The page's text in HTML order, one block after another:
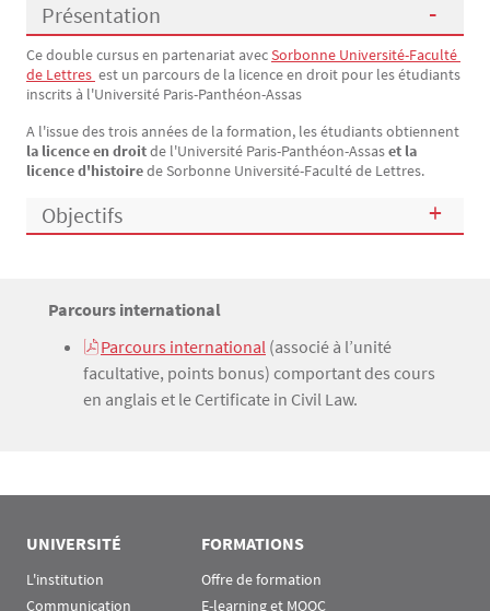
Présentation
Présentation
Ce double cursus en partenariat avecSorbonne Université-Faculté
de Lettres est un parcours de la licence en droit pour les étudiants
inscrits à l'Université Paris-Panthéon-Assas
A l'issue des trois années de la formation, les étudiants obtiennent
la licence en droitde l'Université Paris-Panthéon-Assaset la
licence d'histoirede Sorbonne Université-Faculté de Lettres.
Objectifs
Bloc(s) libre(s)
Titre
Parcours international
Texte Parcours international (associé à l’unité
facultative, points bonus) comportant des cours
en anglais et le Certificate in Civil Law.
UNIVERSITÉ
L'institution
Communication
FORMATIONS
Offre de formation
E-learning et MOOC